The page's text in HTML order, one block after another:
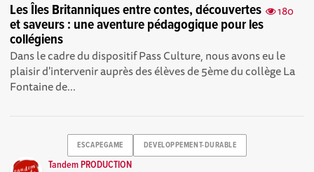
180
Les Îles Britanniques entre contes, découvertes
et saveurs : une aventure pédagogique pour les
collégiens
Dans le cadre du dispositif Pass Culture, nous avons eu le
plaisir d'intervenir auprès des élèves de 5ème du collège La
Fontaine de...
ESCAPEGAME DEVELOPPEMENT-DURABLE
Tandem PRODUCTION